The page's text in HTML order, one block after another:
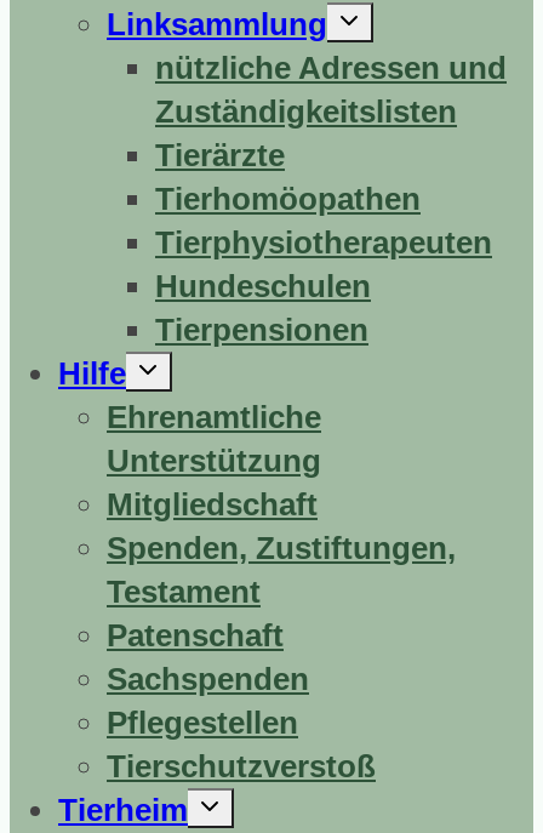
Linksammlung
Untermenü
erweitern
nützliche Adressen und
Zuständigkeitslisten
Tierärzte
Tierhomöopathen
Tierphysiotherapeuten
Hundeschulen
Tierpensionen
Hilfe
Untermenü
erweitern
Ehrenamtliche
Unterstützung
Mitgliedschaft
Spenden, Zustiftungen,
Testament
Patenschaft
Sachspenden
Pflegestellen
Tierschutzverstoß
Tierheim
Untermenü
erweitern